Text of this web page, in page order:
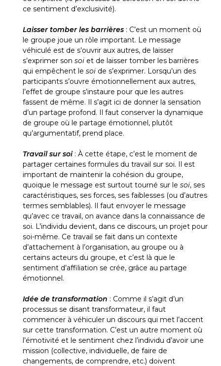
ce sentiment d’exclusivité).
Laisser tomber les barrières : C’est un moment où
le groupe joue un rôle important. Le message
véhiculé est de s’ouvrir aux autres, de laisser
s’exprimer son soi et de laisser tomber les barrières
qui empêchent le soi de s’exprimer. Lorsqu’un des
participants s’ouvre émotionnellement aux autres,
l’effet de groupe s’instaure pour que les autres
fassent de même. Il s’agit ici de donner la sensation
d’un partage profond. Il faut conserver la dynamique
de groupe où le partage émotionnel, plutôt
qu’argumentatif, prend place.
Travail sur soi : À cette étape, c’est le moment de
partager certaines formules du travail sur soi. Il est
important de maintenir la cohésion du groupe,
quoique le message est surtout tourné sur le soi, ses
caractéristiques, ses forces, ses faiblesses (ou d’autres
termes semblables). Il faut envoyer le message
qu’avec ce travail, on avance dans la connaissance de
soi. L’individu devient, dans ce discours, un projet pour
soi-même. Ce travail se fait dans un contexte
d’attachement à l’organisation, au groupe ou à
certains acteurs du groupe, et c’est là que le
sentiment d’affiliation se crée, grâce au partage
émotionnel.
Idée de transformation : Comme il s’agit d’un
processus se disant transformateur, il faut
commencer à véhiculer un discours qui met l’accent
sur cette transformation. C’est un autre moment où
l’émotivité et le sentiment chez l’individu d’avoir une
mission (collective, individuelle, de faire de
changements, de comprendre, etc.) doivent